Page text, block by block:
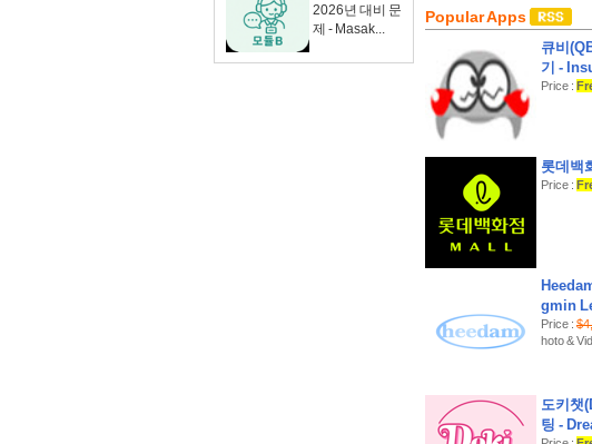
2026년 대비 문
제 - Masak...
Popular Apps
큐비
기 -
Price :
롯데백
Price :
gmin
Price :
hoto &
도키챗
팅 -